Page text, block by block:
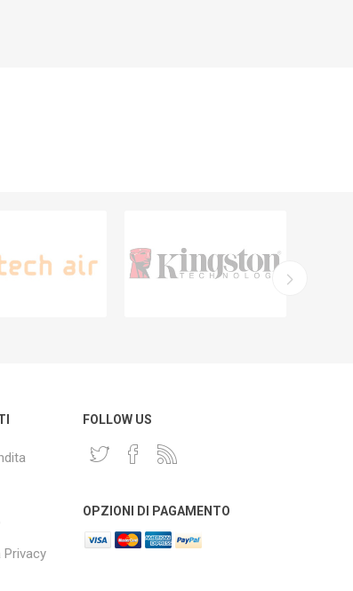
FOLLOW US
OPZIONI DI PAGAMENTO